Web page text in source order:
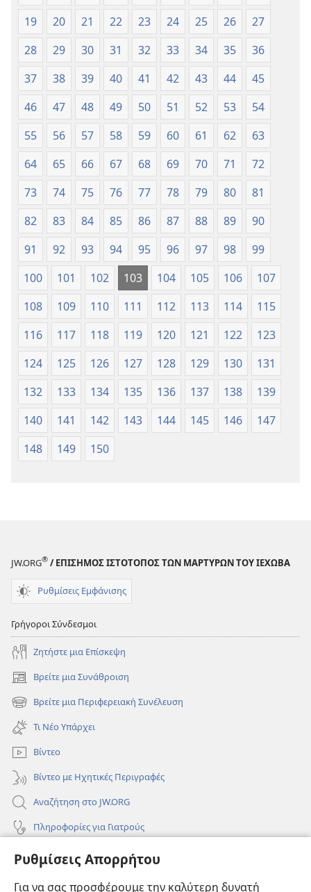
Ρυθμίσεις Απορρήτου
Για να σας προσφέρουμε την καλύτερη δυνατή
19
20 21 22 23 24 25 26
27
28
29 30 31 32 33 34 35
36
37
38 39 40 41 42 43 44
45
46
47 48 49 50 51 52 53
54
55
56 57 58 59 60 61 62
63
64
65 66 67 68 69 70 71
72
73
74 75 76 77 78 79 80
81
82
83 84 85 86 87 88 89
90
91
92 93 94 95 96 97 98
99
100
101 102 103 104 105 106
107
108
109 110 111 112 113 114
115
116
117 118 119 120 121 122
123
124
125 126 127 128 129 130
131
132
133 134 135 136 137 138
139
140
141 142 143 144 145 146
147
148
149 150
JW.ORG® / ΕΠΙΣΗΜΟΣ ΙΣΤΟΤΟΠΟΣ ΤΩΝ ΜΑΡΤΥΡΩΝ ΤΟΥ ΙΕΧΩΒΑ
Ρυθμίσεις Εμφάνισης
Γρήγοροι Σύνδεσμοι
Ζητήστε μια Επίσκεψη
Βρείτε μια Συνάθροιση
(ανοίγει
νέο
παράθυρο)
Βρείτε μια Περιφερειακή Συνέλευση
(ανοίγει
νέο
παράθυρο)
Τι Νέο Υπάρχει
Βίντεο
Βίντεο με Ηχητικές Περιγραφές
Αναζήτηση στο JW.ORG
Πληροφορίες για Γιατρούς
Πληροφορίες για Επίσημους Φορείς και ΜΜΕ